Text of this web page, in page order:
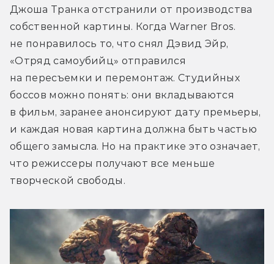
Джоша Транка отстранили от производства
собственной картины. Когда Warner Bros.
не понравилось то, что снял Дэвид Эйр,
«Отряд самоубийц» отправился
на пересъемки и перемонтаж. Студийных
боссов можно понять: они вкладываются
в фильм, заранее анонсируют дату премьеры,
и каждая новая картина должна быть частью
общего замысла. Но на практике это означает,
что режиссеры получают все меньше
творческой свободы.